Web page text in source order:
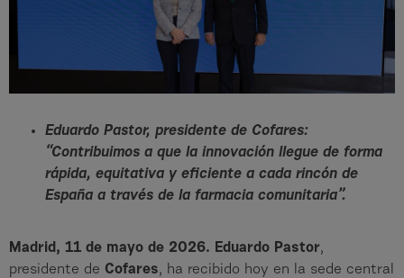
Eduardo Pastor, presidente de Cofares:
“Contribuimos a que la innovación llegue de forma
rápida, equitativa y eficiente a cada rincón de
España a través de la farmacia comunitaria”.
Madrid, 11 de mayo de 2026. Eduardo Pastor,
presidente de Cofares, ha recibido hoy en la sede central